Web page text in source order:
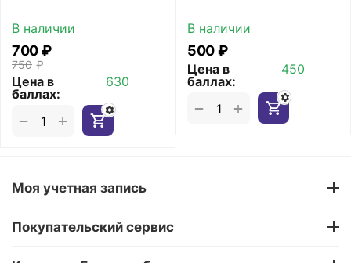
В наличии
‍750‍ ₽
‍700‍₽
Цена в
баллах:
630
+
−
В наличии
‍500‍₽
Цена в
баллах:
450
+
−
Моя учетная запись
Покупательский сервис